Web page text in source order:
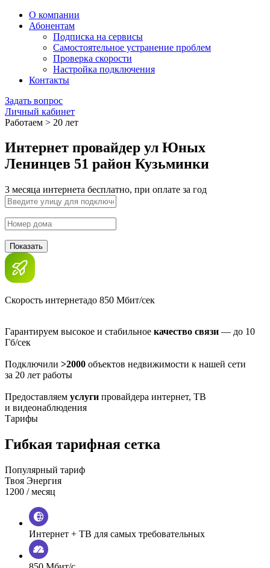
О компании
Абонентам
Подписка на сервисы
Самостоятельное устранение проблем
Проверка скорости
Настройка подключения
Контакты
Задать вопрос
Личный кабинет
Работаем > 20 лет
Интернет провайдер ул Юных
Ленинцев 51 район Кузьминки
3 месяца интернета бесплатно, при оплате за год
Показать
Скорость интернетадо 850 Мбит/сек
Гарантируем высокое и стабильное качество связи — до 10
Гб/сек
Подключили >2000 объектов недвижимости к нашей сети
за 20 лет работы
Предоставляем услуги провайдера интернет, ТВ
и видеонаблюдения
Тарифы
Гибкая тарифная сетка
Популярный тариф
Твоя Энергия
1200 / месяц
Интернет + ТВ для самых требовательных